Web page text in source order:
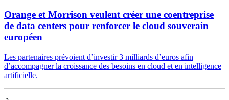
Orange et Morrison veulent créer une coentreprise
de data centers pour renforcer le cloud souverain
européen
Les partenaires prévoient d’investir 3 milliards d’euros afin
d’accompagner la croissance des besoins en cloud et en intelligence
artificielle.